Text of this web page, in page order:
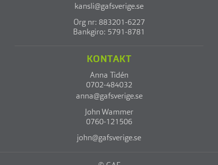
kansli@gafsverige.se
Org nr: 883201-6227
Bankgiro: 5791-8781
KONTAKT
Anna Tidén
0702-484032
anna@gafsverige.se
John Wammer
0760-121506
john@gafsverige.se